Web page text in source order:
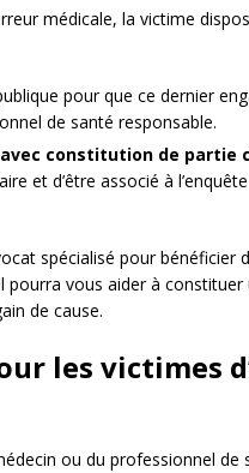
médicale, la victime
pour que ce dernier
de santé responsable.
constitution de partie
et d’être associé à
spécialisé pour bénéficier
vous aider à constituer
de cause.
les victimes
ou du professionnel de